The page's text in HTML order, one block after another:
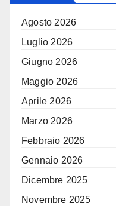
Agosto 2026
Luglio 2026
Giugno 2026
Maggio 2026
Aprile 2026
Marzo 2026
Febbraio 2026
Gennaio 2026
Dicembre 2025
Novembre 2025